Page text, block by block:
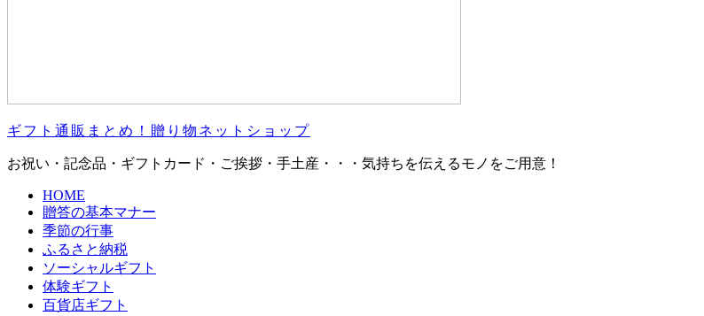
ギフト通販まとめ！贈り物ネットショップ
お祝い・記念品・ギフトカード・ご挨拶・手土産・・・気持ちを伝えるモノをご用意！
HOME
贈答の基本マナー
季節の行事
ふるさと納税
ソーシャルギフト
体験ギフト
百貨店ギフト